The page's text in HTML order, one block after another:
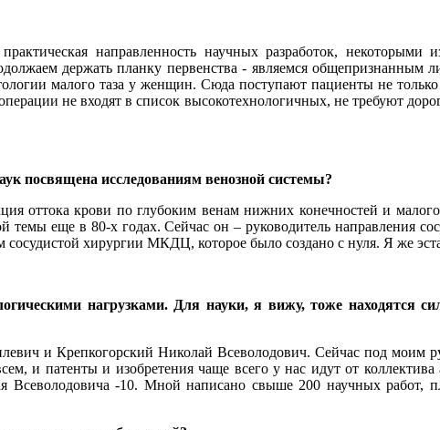
направленность научных разработок,
держать планку первенства - являемся
малого таза у женщин. Сюда поступают пациенты не
не входят в список высокотехнологичных, не требуют
посвящена исследованиям венозной системы?
оттока крови по глубоким венам нижних конечностей и
темы еще в 80-х годах. Сейчас он – руководитель направления
хирургии МКДЦ, которое было создано с нуля. Я же
нагрузками. Для науки, я вижу, тоже находятся
и Крепкогорский Николай Всеволодович. Сейчас под моим
и патенты и изобретения чаще всего у нас идут от
-10. Мной написано свыше 200 научных работ,